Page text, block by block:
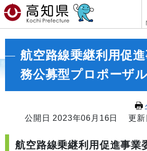
航空路線乗継利用促
務公募型プロポーザル
公開日 2023年06月16日
更新
航空路線乗継利用促進事業